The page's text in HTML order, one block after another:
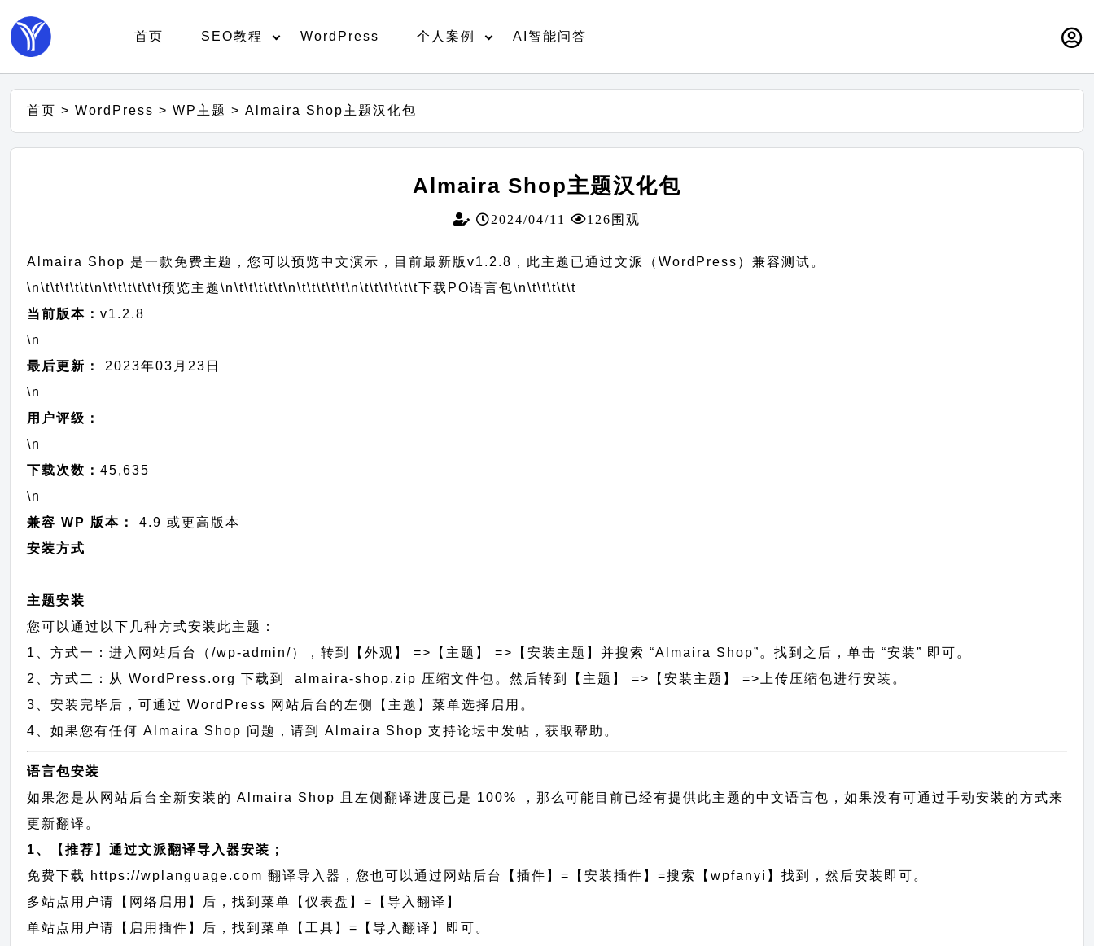
首页 SEO教程 WordPress 个人案例 AI智能问答
首页 >WordPress >WP主题 >Almaira Shop主题汉化包
Almaira Shop主题汉化包
2024/04/11 126围观
Almaira Shop 是一款免费主题，您可以预览中文演示，目前最新版v1.2.8，此主题已通过文派（WordPress）兼容测试。
\n\t\t\t\t\t\n\t\t\t\t\t\t预览主题\n\t\t\t\t\t\n\t\t\t\t\t\n\t\t\t\t\t\t下载PO语言包\n\t\t\t\t\t
当前版本：v1.2.8
\n
最后更新：
2023年03月23日
\n
用户评级：
\n
下载次数：45,635
\n
兼容 WP 版本：
4.9 或更高版本
安装方式
主题安装
您可以通过以下几种方式安装此主题：
1、方式一：进入网站后台（/wp-admin/），转到【外观】 =>【主题】 =>【安装主题】并搜索 “Almaira Shop”。找到之后，单击 “安装” 即可。
2、方式二：从 WordPress.org 下载到 almaira-shop.zip 压缩文件包。然后转到【主题】 =>【安装主题】 =>上传压缩包进行安装。
3、安装完毕后，可通过 WordPress 网站后台的左侧【主题】菜单选择启用。
4、如果您有任何 Almaira Shop 问题，请到 Almaira Shop 支持论坛中发帖，获取帮助。
语言包安装
如果您是从网站后台全新安装的 Almaira Shop 且左侧翻译进度已是 100% ，那么可能目前已经有提供此主题的中文语言包，如果没有可通过手动安装的方式来
更新翻译。
1、【推荐】通过文派翻译导入器安装；
免费下载 https://wplanguage.com 翻译导入器，您也可以通过网站后台【插件】=【安装插件】=搜索【wpfanyi】找到，然后安装即可。
多站点用户请【网络启用】后，找到菜单【仪表盘】=【导入翻译】
单站点用户请【启用插件】后，找到菜单【工具】=【导入翻译】即可。